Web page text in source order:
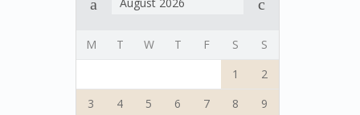
M T W T F S
S
1
2
3
4 5 6 7 8
9